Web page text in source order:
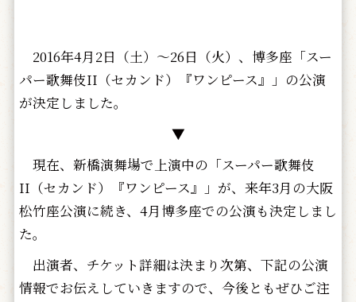
2016年4月2日（土）～26日（火）、博多座「スー
パー歌舞伎II（セカンド）『ワンピース』」の公演
が決定しました。
▼
現在、新橋演舞場で上演中の「スーパー歌舞伎
II（セカンド）『ワンピース』」が、来年3月の大阪
松竹座公演に続き、4月博多座での公演も決定しまし
た。
出演者、チケット詳細は決まり次第、下記の公演
情報でお伝えしていきますので、今後ともぜひご注